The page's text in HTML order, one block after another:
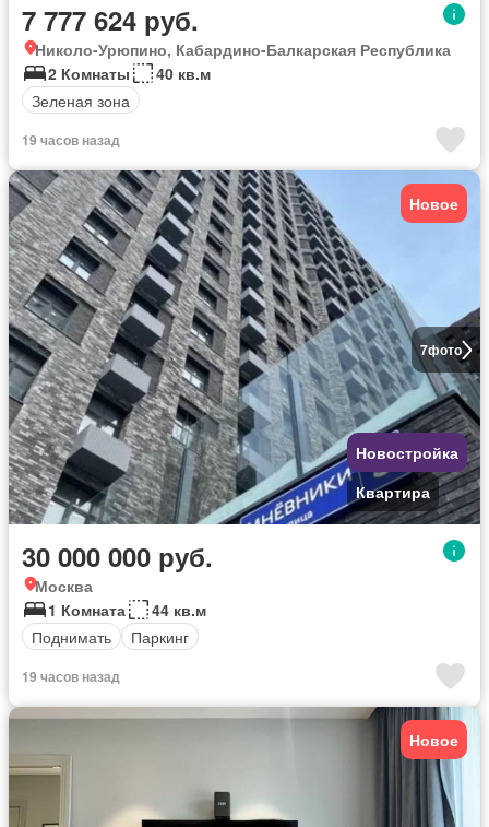
7 777 624 руб.
Николо-Урюпино, Кабардино-Балкарская Республика
2 Комнаты
40 кв.м
Зеленая зона
19 часов назад
7фото
Новое
Новостройка
Квартира
30 000 000 руб.
Москва
1 Комната
44 кв.м
Поднимать
Паркинг
19 часов назад
Новое